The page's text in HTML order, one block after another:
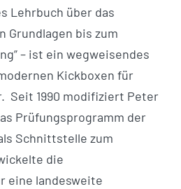
Lehrbuch über das
Grundlagen bis zum
– ist ein wegweisendes
Kickboxen für
Seit 1990 modifiziert Peter
Prüfungsprogramm der
Schnittstelle zum
die
eine landesweite